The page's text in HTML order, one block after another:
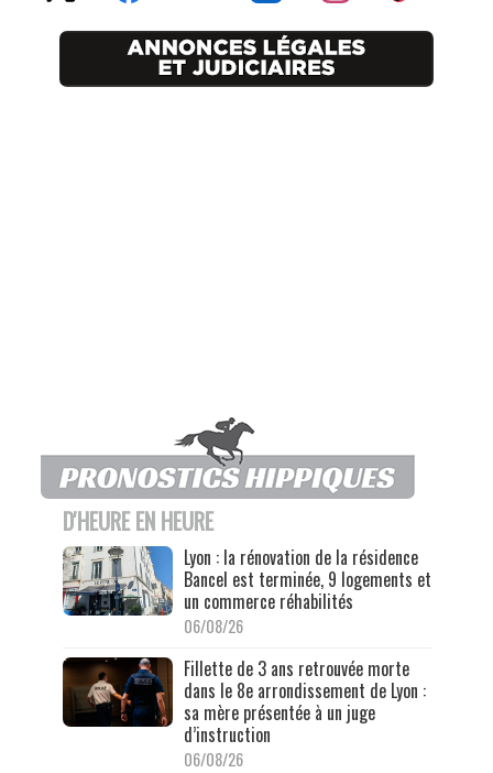
D'HEURE EN HEURE
Lyon : la rénovation de la résidence
Bancel est terminée, 9 logements et
un commerce réhabilités
06/08/26
Fillette de 3 ans retrouvée morte
dans le 8e arrondissement de Lyon :
sa mère présentée à un juge
d’instruction
06/08/26